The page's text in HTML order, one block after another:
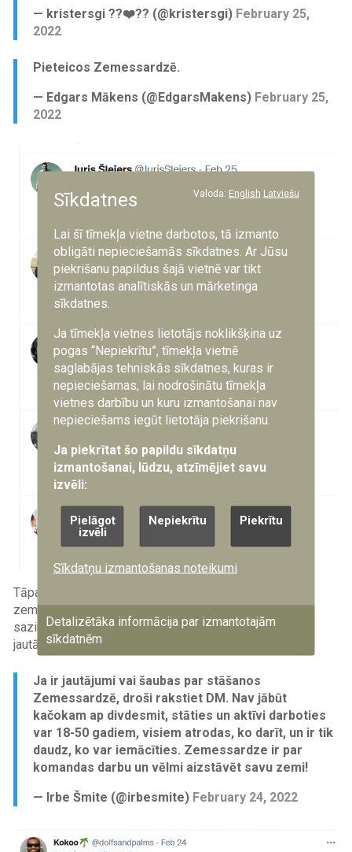
— kristersgi ??❤️?? (@kristersgi) February 25,
2022
Pieteicos Zemessardzē.
— Edgars Mākens (@EdgarsMakens) February 25,
2022
Tāpat lietotāju vidū aktīvi ir jau esošie zemessargi un
zemessardzes. Piemēram, Irbe Šmite aicināja cilvēkus
sazināties ar viņu personīgi, uzdodot interesējošos
jautājumus par šo brīvprātīgo dienestu.
Ja ir jautājumi vai šaubas par stāšanos
Zemessardzē, droši rakstiet DM. Nav jābūt
kačokam ap divdesmit, stāties un aktīvi darboties
var 18-50 gadiem, visiem atrodas, ko darīt, un ir tik
daudz, ko var iemācīties. Zemessardze ir par
komandas darbu un vēlmi aizstāvēt savu zemi!
— Irbe Šmite (@irbesmite) February 24, 2022
Image
Sīkdatnes Valoda: English Latviešu
Lai šī tīmekļa vietne darbotos, tā izmanto
obligāti nepieciešamās sīkdatnes. Ar Jūsu
piekrišanu papildus šajā vietnē var tikt
izmantotas analītiskās un mārketinga
sīkdatnes.
Ja tīmekļa vietnes lietotājs noklikšķina uz
pogas “Nepiekrītu”, tīmekļa vietnē
saglabājas tehniskās sīkdatnes, kuras ir
nepieciešamas, lai nodrošinātu tīmekļa
vietnes darbību un kuru izmantošanai nav
nepieciešams iegūt lietotāja piekrišanu.
Ja piekrītat šo papildu sīkdatņu
izmantošanai, lūdzu, atzīmējiet savu
izvēli:
Pielāgot
izvēli
Nepiekrītu Piekrītu
Sīkdatņu izmantošanas noteikumi
Detalizētāka informācija par izmantotajām
sīkdatnēm